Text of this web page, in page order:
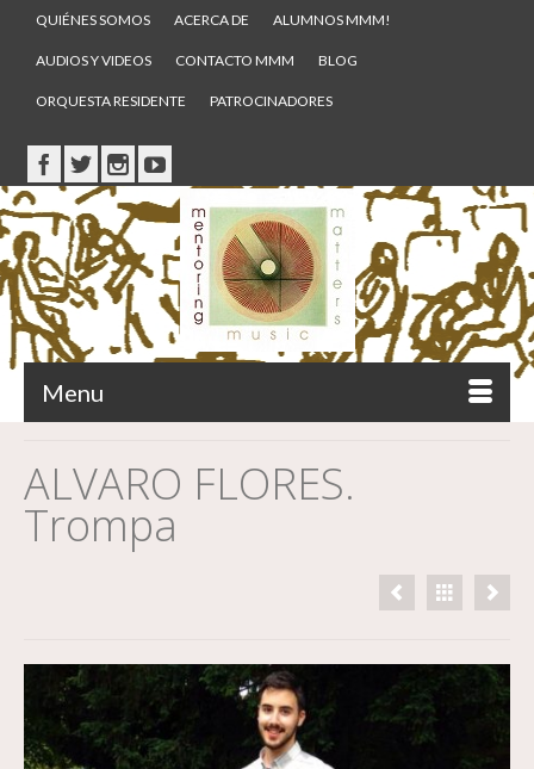
QUIÉNES SOMOS ACERCA DE ALUMNOS MMM!
AUDIOS Y VIDEOS CONTACTO MMM BLOG
ORQUESTA RESIDENTE PATROCINADORES
Menu
ALVARO FLORES.
Trompa